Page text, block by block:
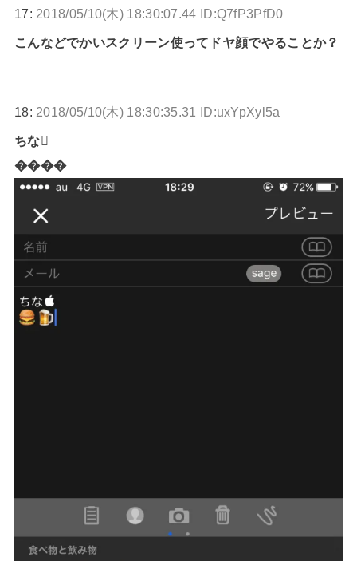
17: 2018/05/10(木) 18:30:07.44 ID:Q7fP3PfD0
こんなどでかいスクリーン使ってドヤ顔でやることか？
18: 2018/05/10(木) 18:30:35.31 ID:uxYpXyl5a
ちな
����